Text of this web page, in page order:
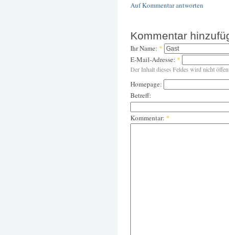
Auf Kommentar antworten
Kommentar
Ihr Name: *
E-Mail-Adresse: *
Der Inhalt dieses Feldes wird nicht
Homepage:
Betreff:
Kommentar: *